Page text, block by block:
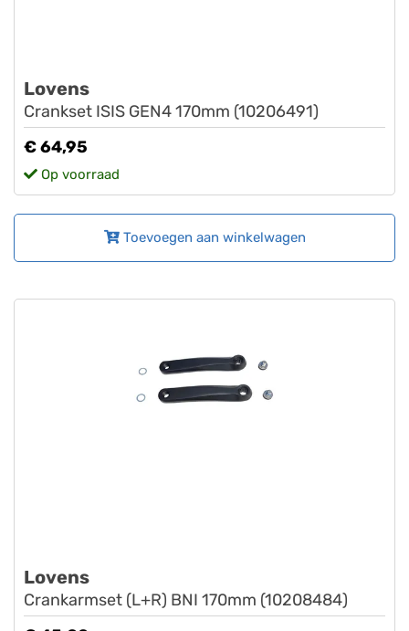
Lovens
Crankset ISIS GEN4 170mm (10206491)
€ 64,95
Op voorraad
Toevoegen aan winkelwagen
Lovens
Crankarmset (L+R) BNI 170mm (10208484)